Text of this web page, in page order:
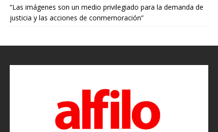
“Las imágenes son un medio privilegiado para la demanda de
justicia y las acciones de conmemoración”